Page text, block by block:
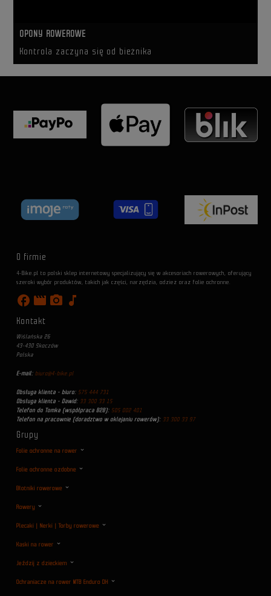
OPONY ROWEROWE
Kontrola zaczyna się od bieżnika
O firmie
4-Bike.pl to polski sklep internetowy specjalizujący się w akcesoriach rowerowych, oferujący
szeroki wybór produktów, takich jak części, narzędzia, odzież oraz folie ochronne.
facebook movie photo_camera music_note
Kontakt
Wiślańska 26
43-430 Skoczów
Polska
E-mail: biuro@4-bike.pl
Obsługa klienta - biuro: 575 444 731
Obsługa klienta - Dawid: 33 300 33 15
Telefon do Tomka (współpraca B2B): 505 002 401
Telefon na pracownie (doradztwo w oklejaniu rowerów): 33 300 33 97
Grupy
Folie ochronne na rower
Folie ochronne ozdobne
Błotniki rowerowe
Rowery
Plecaki | Nerki | Torby rowerowe
Kaski na rower
Jeździj z dzieckiem
Ochraniacze na rower MTB Enduro DH